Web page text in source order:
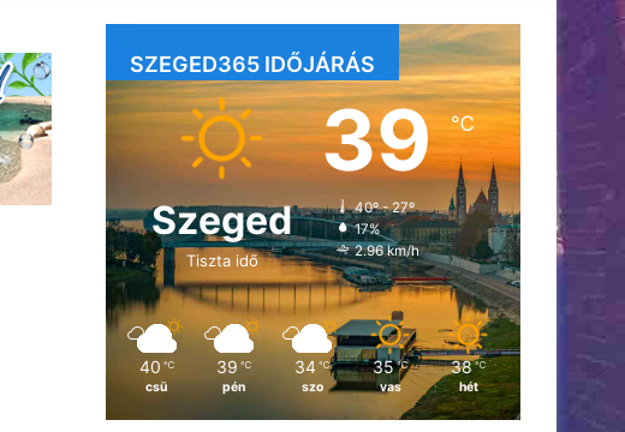
SZEGED365 IDŐJÁRÁS
Szeged
Tiszta idő
39℃
40º - 27º
17%
2.96 km/h
40 ℃
csü
39 ℃
pén
34 ℃
szo
35 ℃
vas
38 ℃
hét